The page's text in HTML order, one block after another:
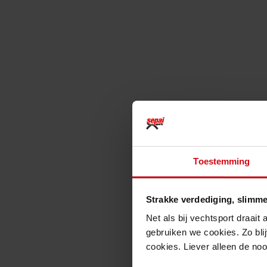
Toestemming
Strakke verdediging,
Net als bij vechtsport draait
gebruiken we cookies. Zo
cookies. Liever alleen de